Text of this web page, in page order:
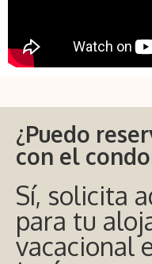
¿Puedo
con el
Sí, solicita
para tu
vacacional